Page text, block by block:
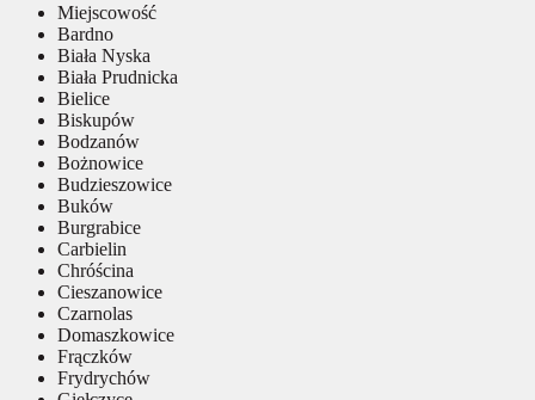
Miejscowość
Bardno
Biała Nyska
Biała Prudnicka
Bielice
Biskupów
Bodzanów
Bożnowice
Budzieszowice
Buków
Burgrabice
Carbielin
Chróścina
Cieszanowice
Czarnolas
Domaszkowice
Frączków
Frydrychów